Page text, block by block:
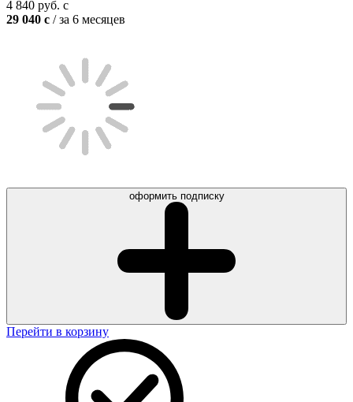
4 840 руб. c
29 040 c / за 6 месяцев
оформить подписку
Перейти в корзину